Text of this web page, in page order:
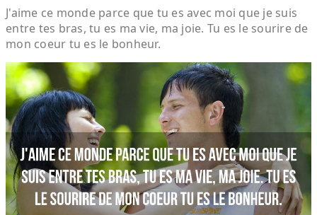
J'aime ce monde parce que tu es avec moi que je suis
entre tes bras, tu es ma vie, ma joie. Tu es le sourire de
mon coeur tu es le bonheur.